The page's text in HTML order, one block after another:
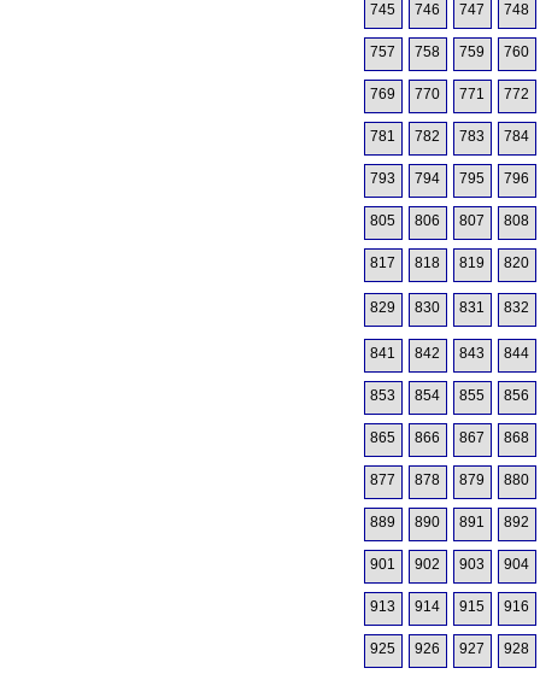
745 746 747 748
757 758 759 760
769 770 771 772
781 782 783 784
793 794 795 796
805 806 807 808
817 818 819 820
829 830 831 832
841 842 843 844
853 854 855 856
865 866 867 868
877 878 879 880
889 890 891 892
901 902 903 904
913 914 915 916
925 926 927 928